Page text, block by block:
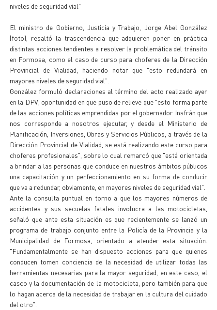
niveles de seguridad vial"
El ministro de Gobierno, Justicia y Trabajo, Jorge Abel González
(foto), resaltó la trascendencia que adquieren poner en práctica
distintas acciones tendientes a resolver la problemática del tránsito
en Formosa, como el caso de curso para choferes de la Dirección
Provincial de Vialidad, haciendo notar que "esto redundará en
mayores niveles de seguridad vial".
González formuló declaraciones al término del acto realizado ayer
en la DPV, oportunidad en que puso de relieve que "esto forma parte
de las acciones políticas emprendidas por el gobernador Insfrán que
nos corresponde a nosotros ejecutar, y desde el Ministerio de
Planificación, Inversiones, Obras y Servicios Públicos, a través de la
Dirección Provincial de Vialidad, se está realizando este curso para
choferes profesionales", sobre lo cual remarcó que "está orientada
a brindar a las personas que conduce en nuestros ámbitos públicos
una capacitación y un perfeccionamiento en su forma de conducir
que va a redundar, obviamente, en mayores niveles de seguridad vial".
Ante la consulta puntual en torno a que los mayores números de
accidentes y sus secuelas fatales involucra a las motocicletas,
señaló que ante esta situación es que recientemente se lanzó un
programa de trabajo conjunto entre la Policía de la Provincia y la
Municipalidad de Formosa, orientado a atender esta situación.
"Fundamentalmente se han dispuesto acciones para que quienes
conducen tomen conciencia de la necesidad de utilizar todas las
herramientas necesarias para la mayor seguridad, en este caso, el
casco y la documentación de la motocicleta, pero también para que
lo hagan acerca de la necesidad de trabajar en la cultura del cuidado
del otro".